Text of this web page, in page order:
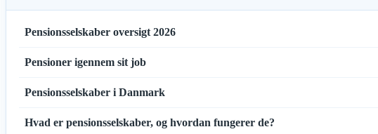
Pensionsselskaber oversigt 2026
Pensioner igennem sit job
Pensionsselskaber i Danmark
Hvad er pensionsselskaber, og hvordan fungerer de?